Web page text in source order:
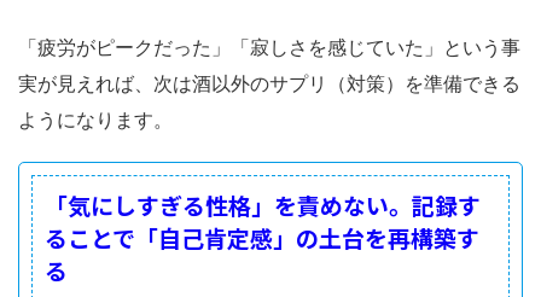
「疲労がピークだった」「寂しさを感じていた」という事
実が見えれば、次は酒以外のサプリ（対策）を準備できる
ようになります。
「気にしすぎる性格」を責めない。記録す
ることで「自己肯定感」の土台を再構築す
る